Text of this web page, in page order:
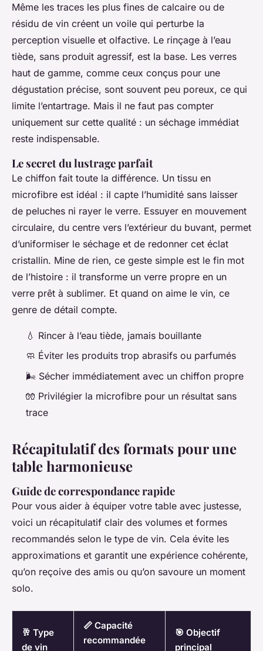
Même les traces les plus fines de calcaire ou de
résidu de vin créent un voile qui perturbe la
perception visuelle et olfactive. Le rinçage à l’eau
tiède, sans produit agressif, est la base. Les verres
haut de gamme, comme ceux conçus pour une
dégustation précise, sont souvent peu poreux, ce qui
limite l’entartrage. Mais il ne faut pas compter
uniquement sur cette qualité : un séchage immédiat
reste indispensable.
Le secret du lustrage parfait
Le chiffon fait toute la différence. Un tissu en
microfibre est idéal : il capte l’humidité sans laisser
de peluches ni rayer le verre. Essuyer en mouvement
circulaire, du centre vers l’extérieur du buvant, permet
d’uniformiser le séchage et de redonner cet éclat
cristallin. Mine de rien, ce geste simple est le fin mot
de l’histoire : il transforme un verre propre en un
verre prêt à sublimer. Et quand on aime le vin, ce
genre de détail compte.
💧 Rincer à l’eau tiède, jamais bouillante
🧼 Éviter les produits trop abrasifs ou parfumés
🌬️ Sécher immédiatement avec un chiffon propre
🧤 Privilégier la microfibre pour un résultat sans
trace
Récapitulatif des formats pour une
table harmonieuse
Guide de correspondance rapide
Pour vous aider à équiper votre table avec justesse,
voici un récapitulatif clair des volumes et formes
recommandés selon le type de vin. Cela évite les
approximations et garantit une expérience cohérente,
qu’on reçoive des amis ou qu’on savoure un moment
solo.
🥂 Type
de vin
📏 Capacité
recommandée
🎯 Objectif
principal